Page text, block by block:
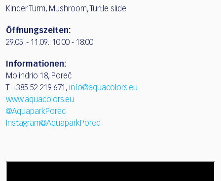
Kinder Turm, Mushroom, Turtle slide
Öffnungszeiten:
29.05. - 11.09.: 10:00 - 18:00
Informationen:
Molindrio 18, Poreč
T. +385 52 219 671, info@aquacolors.eu
www.aquacolors.eu
@AquaparkPorec
Instagram@AquaparkPorec